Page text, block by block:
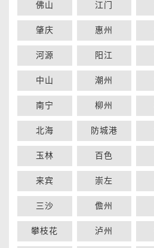
佛山 江门
肇庆 惠州
河源 阳江
中山 潮州
南宁 柳州
北海 防城港
玉林 百色
来宾 崇左
三沙 儋州
攀枝花 泸州